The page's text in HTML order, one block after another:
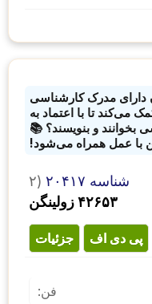
دارای مدرک کارشناسی
می‌کند تا با اعتماد به
بخوانند و بنویسند؟ 📚
با عمل همراه می‌شود!
۲)
شناسه ۲۰۴۱۷
۴۲۶۵۳ زولینگن
جزئیات پی دی اف
فن: